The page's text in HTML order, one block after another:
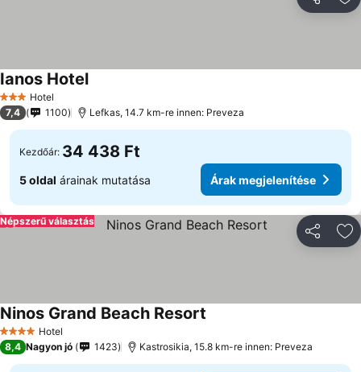
3 Kategória
Hotel
Ianos Hotel
7,4 1100 Lefkas, 14.7 km-re innen: Preveza
Kezdőár: 34 438 Ft
5 oldal árainak mutatása Árak megjelenítése
Népszerű választás
4 KategóriaHotel
Ninos Grand Beach Resort
8,4 Nagyon jó 1423 Kastrosikia, 15.8 km-re innen: Preveza